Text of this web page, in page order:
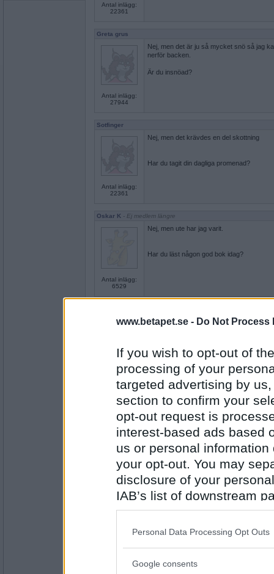
www.betapet.se - Do Not Process
If you wish to opt-out of
processing of your
targeted advertising by
section to confirm your
opt-out request is
interest-based ads based
us or personal
your opt-out. You may
disclosure of your
IAB’s list of downstream
also be disclosed by us
Downstream Participants
Please note that this
Personal Data Processing Opt Outs
Google consents
Antal inlägg:
22361
Greta grus
Antal inlägg:
27944
Nej, men det är ju så mycket snö så jag
nerför backen.
Är du insnöad?
Sotfinger
Antal inlägg:
22361
Nej, men det krävdes en del skottning
Har du tagit din dagliga promenad?
Oskar K - Ej medlem längre
Antal inlägg:
6529
Nej, men ute har jag varit.
Har du läst någon god bok idag?
Antal inlägg:
22361
Nej, men innan jag somnar läser jag alltid
Vill du läsa om historiska händelser?
witchgame
Antal inlägg:
nej, men gärna om historiska platser och
har du stulit john blund så jag inte kan
- Ej medlem längre
Antal inlägg:
Nej, men jag tror att det är hans ledig kväll.
Har någon sjungit en serenad för dig nu